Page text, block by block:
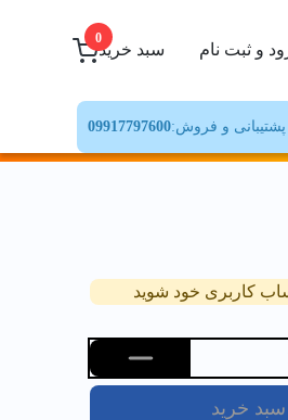
و ثبت نام سبد خرید
0
پشتیبانی و فروش:09917797600
کاربری خود شوید
سبد خرید